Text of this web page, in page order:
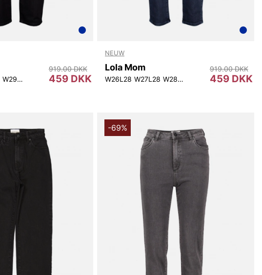
W29L28 W30L28 W25L30 W26L30 W27L30 W28L30
459 DKK
919.00 DKK
NEUW
Lola Mom
W26L28 W27L28 W28L28 W25L30 W26L30
459 DKK
919.00 DKK
-69%